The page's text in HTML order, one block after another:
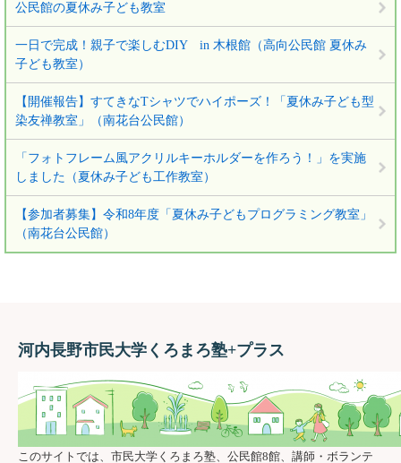
公民館の夏休み子ども教室
一日で完成！親子で楽しむDIY in 木根館（高向公民館 夏休み
子ども教室）
【開催報告】すてきなTシャツでハイポーズ！「夏休み子ども型
染友禅教室」（南花台公民館）
「フォトフレーム風アクリルキーホルダーを作ろう！」を実施
しました（夏休み子ども工作教室）
【参加者募集】令和8年度「夏休み子どもプログラミング教室」
（南花台公民館）
河内長野市民大学くろまろ塾+プラス
このサイトでは、市民大学くろまろ塾、公民館8館、講師・ボランテ